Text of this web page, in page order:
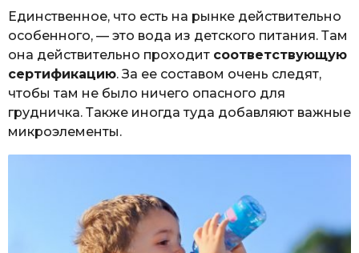
Единственное, что есть на рынке действительно
особенного, — это вода из детского питания. Там
она действительно проходит соответствующую
сертификацию. За ее составом очень следят,
чтобы там не было ничего опасного для
грудничка. Также иногда туда добавляют важные
микроэлементы.